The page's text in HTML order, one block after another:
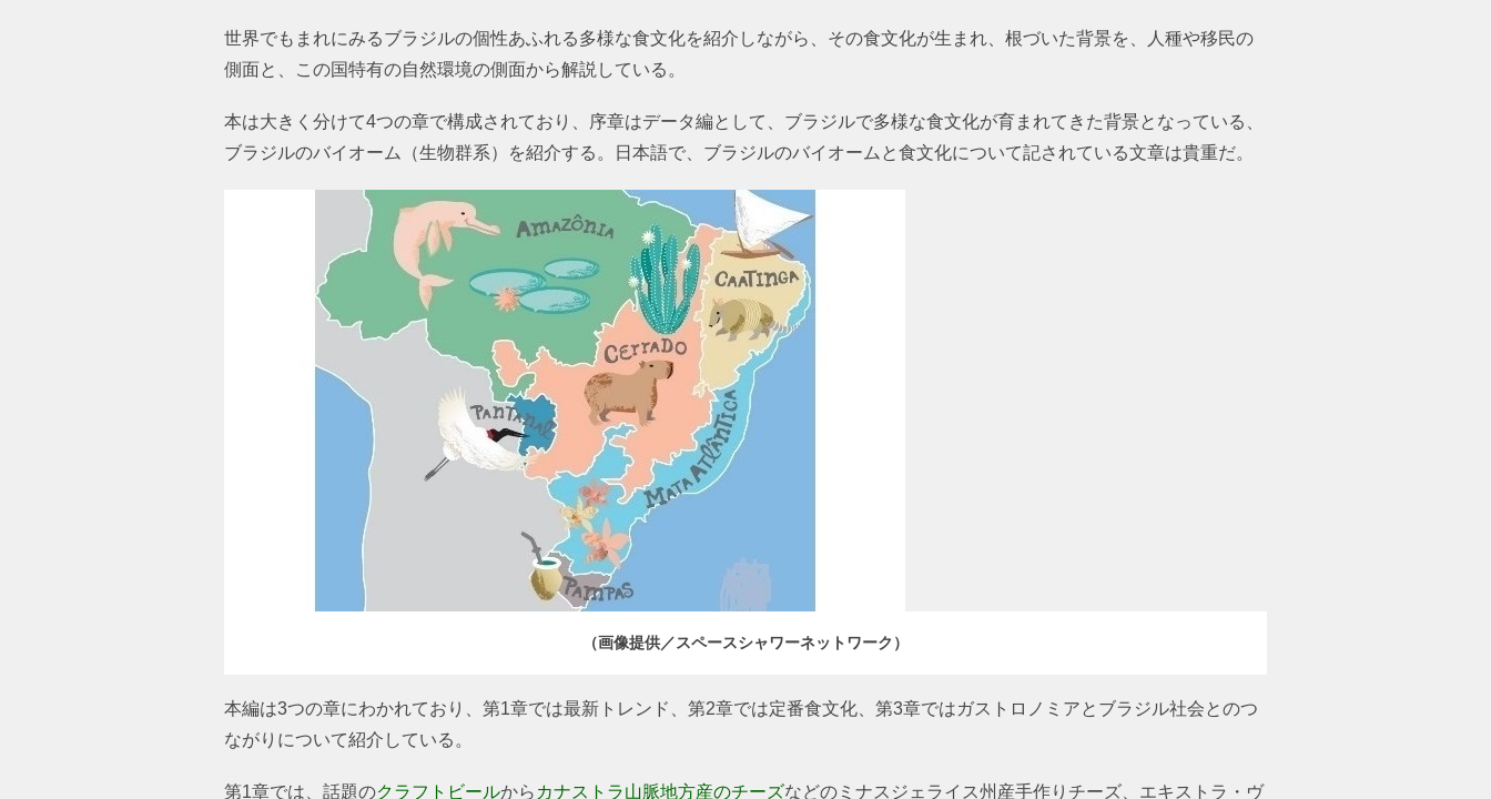
世界でもまれにみるブラジルの個性あふれる多様な食文化を紹介しながら、その食文化が生まれ、根づいた背景を、人種や移民の
側面と、この国特有の自然環境の側面から解説している。
本は大きく分けて4つの章で構成されており、序章はデータ編として、ブラジルで多様な食文化が育まれてきた背景となっている、
ブラジルのバイオーム（生物群系）を紹介する。日本語で、ブラジルのバイオームと食文化について記されている文章は貴重だ。
（画像提供／スペースシャワーネットワーク）
本編は3つの章にわかれており、第1章では最新トレンド、第2章では定番食文化、第3章ではガストロノミアとブラジル社会とのつ
ながりについて紹介している。
第1章では、話題のクラフトビールからカナストラ山脈地方産のチーズなどのミナスジェライス州産手作りチーズ、エキストラ・ヴ